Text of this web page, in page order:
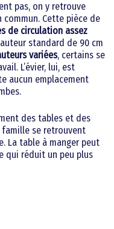
pas, on y retrouve
commun. Cette pièce de
de circulation assez
standard de 90 cm
variées, certains se
L’évier, lui, est
aucun emplacement
des tables et des
famille se retrouvent
La table à manger peut
qui réduit un peu plus